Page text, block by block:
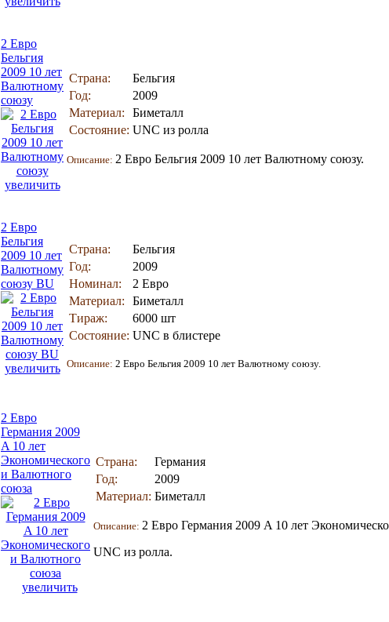
2 Евро
Бельгия
2009 10 лет
Валютному
союзу
увеличить
Страна:
Бельгия
Год:
2009
Материал:
Биметалл
Состояние: UNC из ролла
Описание: 2 Евро Бельгия 2009 10 лет Валютному союзу.
2 Евро
Бельгия
2009 10 лет
Валютному
союзу BU
увеличить
Страна:
Бельгия
Год:
2009
Номинал:
2 Евро
Материал:
Биметалл
Тираж:
6000 шт
Состояние: UNC в блистере
Описание: 2 Евро Бельгия 2009 10 лет Валютному союзу.
2 Евро
Германия 2009
A 10 лет
Экономического
и Валютного
союза
увеличить
Страна:
Германия
Год:
2009
Материал: Биметалл
Описание: 2 Евро Германия 2009 A 10 лет
UNC из ролла.